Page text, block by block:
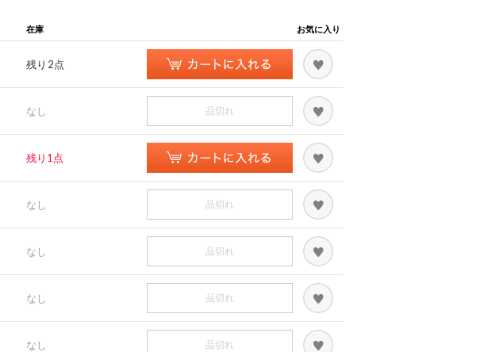
在庫 お気に入り
残り2点
なし 品切れ
残り1点
なし 品切れ
なし 品切れ
なし 品切れ
なし 品切れ